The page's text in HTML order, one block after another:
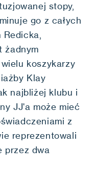
stopy,
go z całych
Redicka,
żadnym
koszykarzy
Klay
najbliżej klubu i
JJ'a może mieć
z
reprezentowali
przez dwa